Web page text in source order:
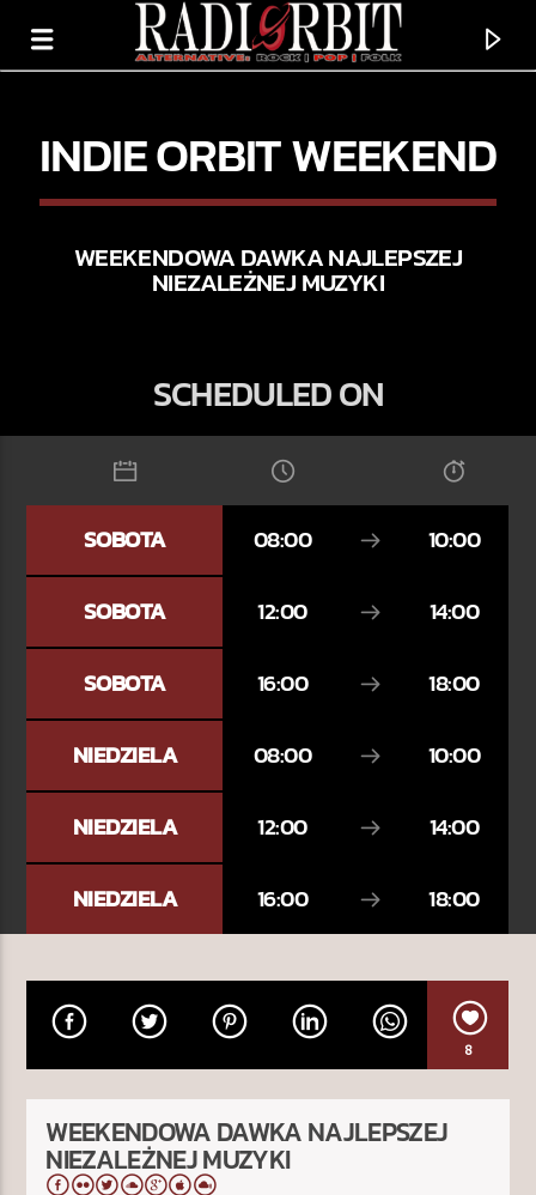
LONG GOODBYE
LIGHT ORBIT WEEKEND
06:00
NASTĘPNIE W RAMÓWCE
INDIE ORBIT WEEKEND
08:00
Radio Orbit
INDIE ORBIT WEEKEND
WEEKENDOWA DAWKA NAJLEPSZEJ
NIEZALEŻNEJ MUZYKI
SCHEDULED ON
SOBOTA 08:00 10:00
SOBOTA 12:00 14:00
SOBOTA 16:00 18:00
NIEDZIELA 08:00 10:00
NIEDZIELA 12:00 14:00
NIEDZIELA 16:00 18:00
8
WEEKENDOWA DAWKA NAJLEPSZEJ
NIEZALEŻNEJ MUZYKI